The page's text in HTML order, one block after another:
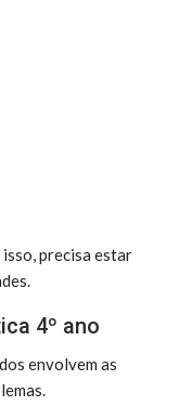
precisa estar
4º ano
envolvem as